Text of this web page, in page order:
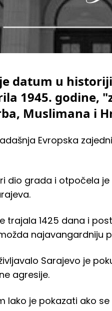
datum u
1945.
Muslimana i
Evropska
dio grada i otpočela
trajala 1425 dana i
najavangardniju
Sarajevo je
agresije.
lako je pokazati ako